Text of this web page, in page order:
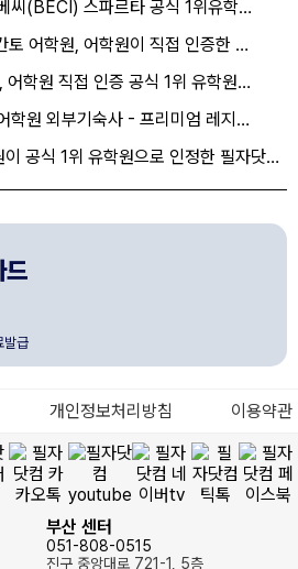
씨(BECI) 스파르타 공식 1위유학…
토 어학원, 어학원이 직접 인증한 …
어학원 직접 인증 공식 1위 유학원…
학원 외부기숙사 - 프리미엄 레지…
이 공식 1위 유학원으로 인정한 필자닷…
드
발급
개인정보처리방침 이용약관
부산 센터
051-808-0515
진구 중앙대로 721-1, 5층